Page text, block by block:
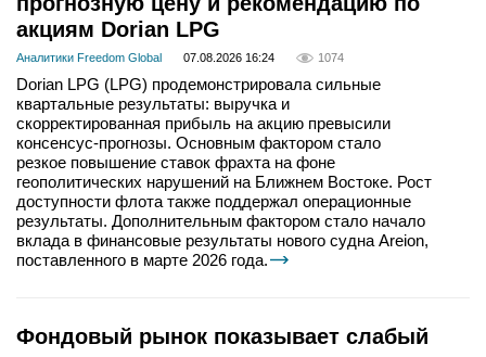
акциям Dorian LPG
Аналитики Freedom Global 07.08.2026 16:24 1074
Dorian LPG (LPG) продемонстрировала сильные
квартальные результаты: выручка и
скорректированная прибыль на акцию превысили
консенсус-прогнозы. Основным фактором стало
резкое повышение ставок фрахта на фоне
геополитических нарушений на Ближнем Востоке. Рост
доступности флота также поддержал операционные
результаты. Дополнительным фактором стало начало
вклада в финансовые результаты нового судна Areion,
поставленного в марте 2026 года.
Фондовый рынок показывает слабый